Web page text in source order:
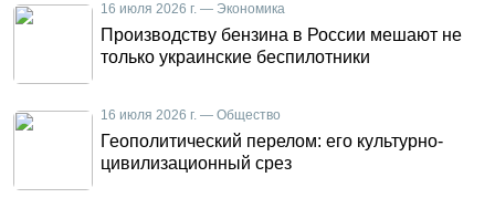
16 июля 2026 г. — Экономика
Производству бензина в России мешают не
только украинские беспилотники
16 июля 2026 г. — Общество
Геополитический перелом: его культурно-
цивилизационный срез